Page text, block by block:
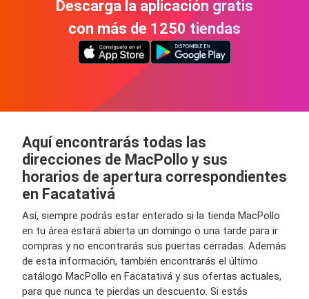
Descarga la aplicación gratis
con más de 1250 tiendas
Aquí encontrarás todas las
direcciones de MacPollo y sus
horarios de apertura correspondientes
en Facatativá
Así, siempre podrás estar enterado si la tienda MacPollo
en tu área estará abierta un domingo o una tarde para ir
compras y no encontrarás sus puertas cerradas. Además
de esta información, también encontrarás el último
catálogo MacPollo en Facatativá y sus ofertas actuales,
para que nunca te pierdas un descuento. Si estás